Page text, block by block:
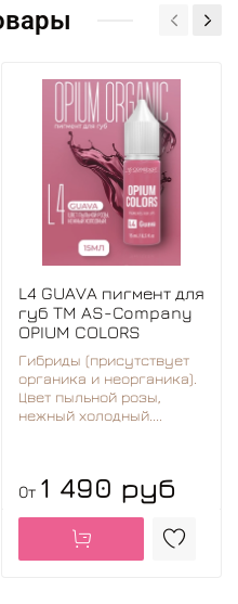
L4 GUAVA пигмент для
губ TM AS-Company
OPIUM COLORS
Гибриды (присутствует
органика и неорганика).
Цвет пыльной розы,
нежный холодный....
От 1 490 руб